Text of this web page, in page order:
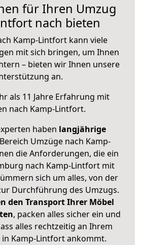
für Ihren Umzug
nach bieten
Kamp-Lintfort kann viele
mit sich bringen, um Ihnen
– bieten wir Ihnen unsere
an.
als 11 Jahre Erfahrung mit
nach Kamp-Lintfort.
haben langjährige
Umzüge nach Kamp-
die Anforderungen, die ein
nach Kamp-Lintfort mit
sich um alles, von der
Durchführung des Umzugs.
den Transport Ihrer Möbel
, packen alles sicher ein und
alles rechtzeitig an Ihrem
Kamp-Lintfort ankommt.